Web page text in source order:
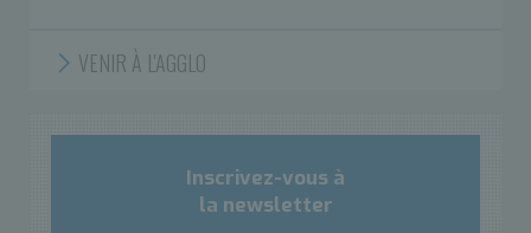
VENIR À L'AGGLO
Inscrivez-vous à
la newsletter